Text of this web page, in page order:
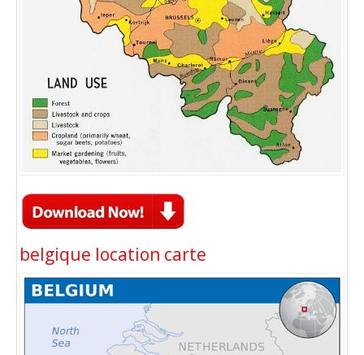
belgique location carte